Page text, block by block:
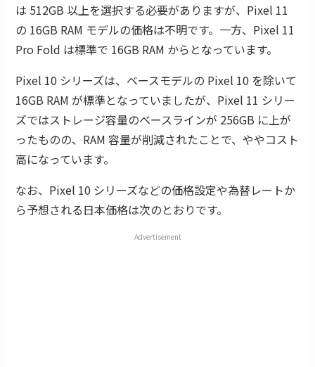
は 512GB 以上を選択する必要がありますが、Pixel 11
の 16GB RAM モデルの価格は不明です。一方、Pixel 11
Pro Fold は標準で 16GB RAM からとなっています。
Pixel 10 シリーズは、ベースモデルの Pixel 10 を除いて
16GB RAM が標準となっていましたが、Pixel 11 シリー
ズではストレージ容量のベースラインが 256GB に上が
ったものの、RAM 容量が削減されたことで、ややコスト
高になっています。
なお、Pixel 10 シリーズなどの価格設定や為替レートか
ら予想される日本価格は次のとおりです。
Advertisement